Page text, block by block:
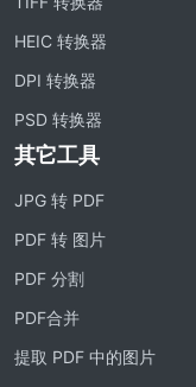
HEIC 转换器
DPI 转换器
PSD 转换器
其它工具
JPG 转 PDF
PDF 转 图片
PDF 分割
PDF合并
提取 PDF 中的图片